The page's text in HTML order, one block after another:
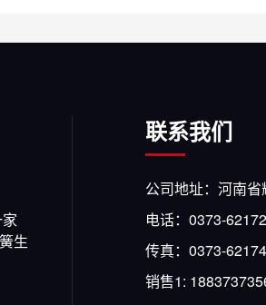
生
联系我们
公司地址：河南
电话：0373-
传真：0373-
销售1: